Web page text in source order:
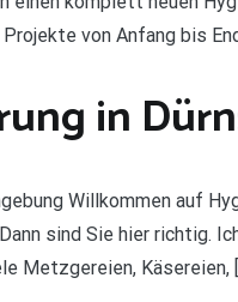
von Anfang bis
in
Willkommen auf
sind Sie hier richtig.
Metzgereien, Käsereien,